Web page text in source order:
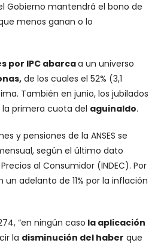
Gobierno mantendrá el bono de
menos ganan o lo
por IPC abarcaa un universo
de los cuales el 52% (3,1
También en junio, los jubilados
primera cuota del aguinaldo.
y pensiones de la ANSES se
según el último dato
al Consumidor (INDEC). Por
adelanto de 11% por la inflación
“en ningún caso la aplicación
la disminución del haber que